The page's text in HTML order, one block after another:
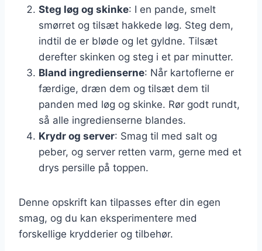
Steg løg og skinke: I en pande, smelt
smørret og tilsæt hakkede løg. Steg dem,
indtil de er bløde og let gyldne. Tilsæt
derefter skinken og steg i et par minutter.
Bland ingredienserne: Når kartoflerne er
færdige, dræn dem og tilsæt dem til
panden med løg og skinke. Rør godt rundt,
så alle ingredienserne blandes.
Krydr og server: Smag til med salt og
peber, og server retten varm, gerne med et
drys persille på toppen.
Denne opskrift kan tilpasses efter din egen
smag, og du kan eksperimentere med
forskellige krydderier og tilbehør.